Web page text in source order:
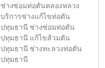
ช่างซ่อมท่อตันคลองหลวง
บริการช่างแก้ไขท่อตัน
ปทุมธานี ช่างซ่อมท่อตัน
ปทุมธานี แก้ไขส้วมตัน
ปทุมธานี ช่างทะลวงท่อตัน
ปทุมธานี